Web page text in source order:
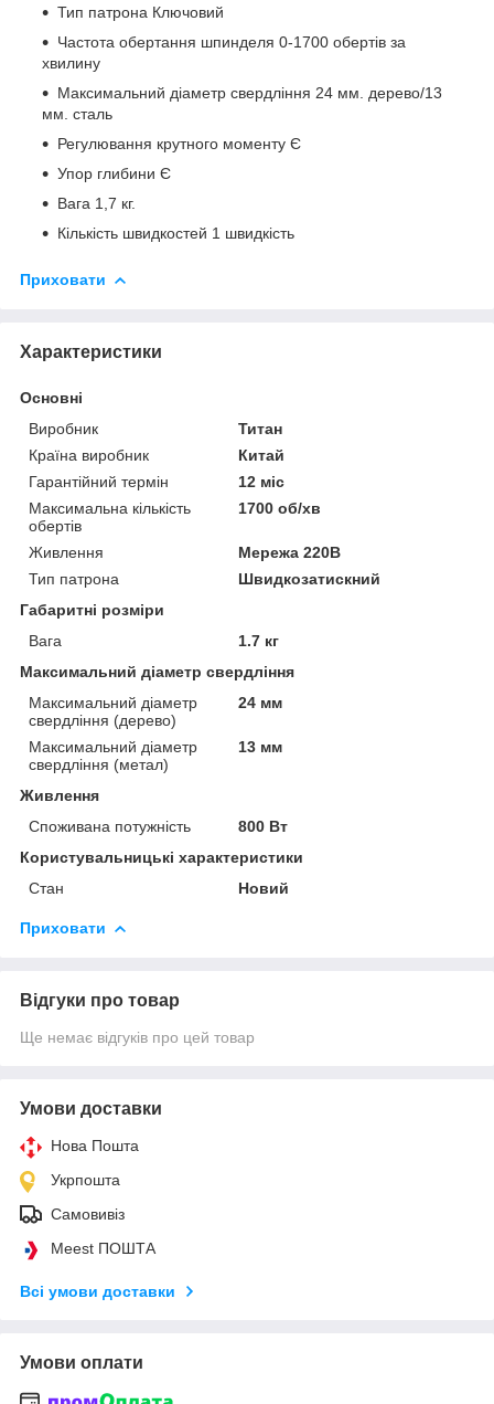
Тип патрона Ключовий
Частота обертання шпинделя 0-1700 обертів за
хвилину
Максимальний діаметр свердління 24 мм. дерево/13
мм. сталь
Регулювання крутного моменту Є
Упор глибини Є
Вага 1,7 кг.
Кількість швидкостей 1 швидкість
Приховати
Характеристики
Основні
Виробник
Титан
Країна виробник
Китай
Гарантійний термін
12 міс
Максимальна кількість
обертів
1700 об/хв
Живлення
Мережа 220В
Тип патрона
Швидкозатискний
Габаритні розміри
Вага
1.7 кг
Максимальний діаметр свердління
Максимальний діаметр
свердління (дерево)
24 мм
Максимальний діаметр
свердління (метал)
13 мм
Живлення
Споживана потужність
800 Вт
Користувальницькі характеристики
Стан
Новий
Приховати
Відгуки про товар
Ще немає відгуків про цей товар
Умови доставки
Нова Пошта
Укрпошта
Самовивіз
Meest ПОШТА
Всі умови доставки
Умови оплати